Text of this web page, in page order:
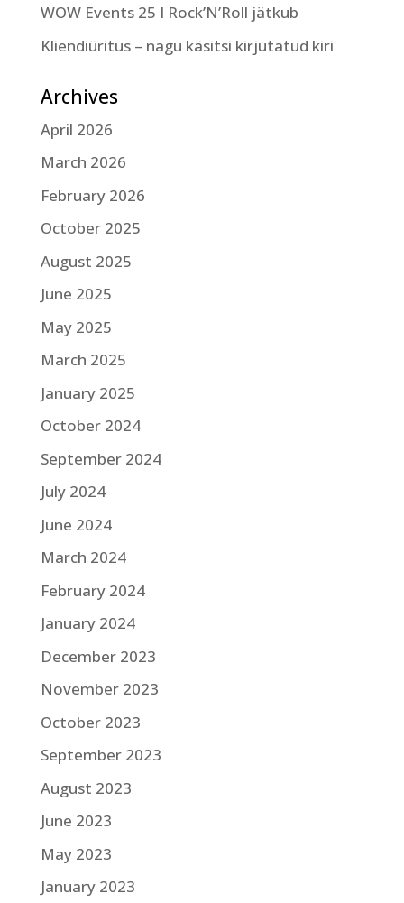
WOW Events 25 I Rock’N’Roll jätkub
Kliendiüritus – nagu käsitsi kirjutatud kiri
Archives
April 2026
March 2026
February 2026
October 2025
August 2025
June 2025
May 2025
March 2025
January 2025
October 2024
September 2024
July 2024
June 2024
March 2024
February 2024
January 2024
December 2023
November 2023
October 2023
September 2023
August 2023
June 2023
May 2023
January 2023